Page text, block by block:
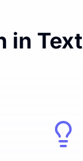
in Text